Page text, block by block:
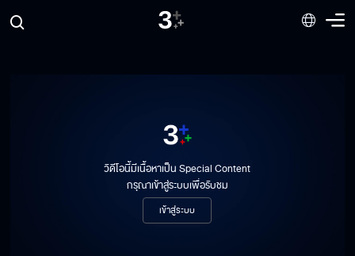
วิดีโอนี้มีเนื้อหาเป็น Special Content
กรุณาเข้าสู่ระบบเพื่อรับชม
เข้าสู่ระบบ
รักแท้แค่ขอบฟ้า EP.2